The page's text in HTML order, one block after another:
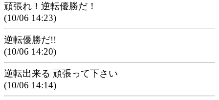
頑張れ！逆転優勝だ！
(10/06 14:23)
逆転優勝だ!!
(10/06 14:20)
逆転出来る 頑張って下さい
(10/06 14:14)